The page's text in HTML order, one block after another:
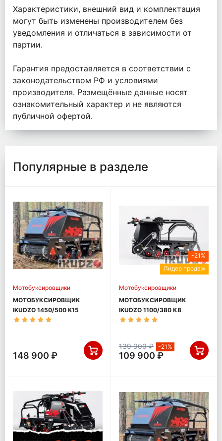
Характеристики, внешний вид и комплектация
могут быть изменены производителем без
уведомления и отличаться в зависимости от
партии.
Гарантия предоставляется в соответствии с
законодательством РФ и условиями
производителя. Размещённые данные носят
ознакомительный характер и не являются
публичной офертой.
Популярные в разделе
Мотобуксировщики
МОТОБУКСИРОВЩИК
IKUDZO 1450/500 K15
(DINKIN)
148 900 ₽
-21%
Лидер продаж
Мотобуксировщики
МОТОБУКСИРОВЩИК
IKUDZO 1100/380 К8
139 900 ₽ -21%
109 900 ₽